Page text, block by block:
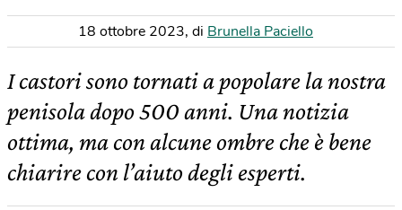
18 ottobre 2023, di Brunella Paciello
I castori sono tornati a popolare la nostra
penisola dopo 500 anni. Una notizia
ottima, ma con alcune ombre che è bene
chiarire con l’aiuto degli esperti.